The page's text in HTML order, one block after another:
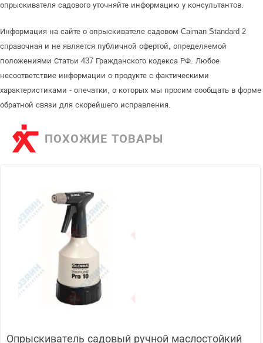
опрыскивателя садового уточняйте информацию у консультантов.
Информация на сайте о опрыскивателе садовом Caiman Standard 2
справочная и не является публичной офертой, определяемой
положениями Статьи 437 Гражданского кодекса РФ. Любое
несоответствие информации о продукте с фактическими
характеристиками - опечатки, о которых мы просим сообщать в форме
обратной связи для скорейшего исправления.
ПОХОЖИЕ ТОВАРЫ
Опрыскиватель садовый ручной маслостойкий